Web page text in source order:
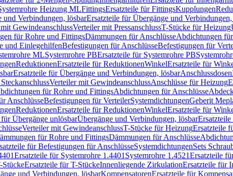
Heizung MLFittingsErsatzteile für FittingsKupplungen
und Verbindungen, lösbarErsatzteile für Übergänge und
GewindeanschlussVerteiler mit PressanschlussT-Stücke für Heizung
für Rohre und FittingsDämmungen für AnschlüsseAbdichtungen
und EinlegehilfenBefestigungen für AnschlüsseBefestigungen für
MLSystemrohre PBErsatzteile für Systemrohre PB
ReduktionenErsatzteile für ReduktionenWinkelErsatzteile für
Ersatzteile für Übergänge und Verbindungen, lösbarAnschlussdosen
Verteiler mit GewindeanschlussAnschlüsse für Heizung
für Rohre und FittingsAbdichtungen für Anschlüsse
AnschlüsseBefestigungen für VerteilerSystemdichtungenGeberit
ReduktionenErsatzteile für ReduktionenWinkelErsatzteile für
Übergänge unlösbarÜbergänge und Verbindungen, lösbar
Verteiler mit GewindeanschlussT-Stücke für HeizungErsatzteile
für Rohre und FittingsDämmungen für Anschlüsse
für Befestigungen für AnschlüsseSystemdichtungenSets
Ersatzteile für Systemrohre 1.4401 Systemrohre 1.4521Ersatzteile
StückeErsatzteile für T-StückeInnenliegende ZirkulationErsatzteile für
und Verbindungen, lösbarKompensatorenErsatzteile für